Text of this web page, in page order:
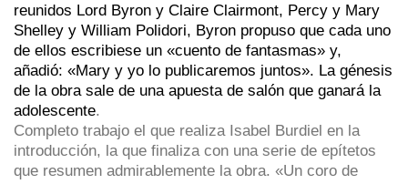
reunidos Lord Byron y Claire Clairmont, Percy y Mary
Shelley y William Polidori, Byron propuso que cada uno
de ellos escribiese un «cuento de fantasmas» y,
añadió: «Mary y yo lo publicaremos juntos». La génesis
de la obra sale de una apuesta de salón que ganará la
adolescente.
Completo trabajo el que realiza Isabel Burdiel en la
introducción, la que finaliza con una serie de epítetos
que resumen admirablemente la obra. «Un coro de